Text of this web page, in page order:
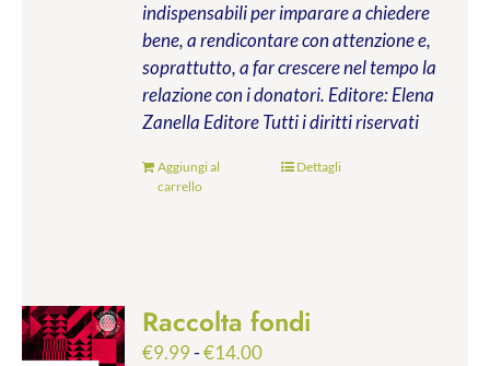
indispensabili per imparare a chiedere
bene, a rendicontare con attenzione e,
soprattutto, a far crescere nel tempo la
relazione con i donatori. Editore: Elena
Zanella EditoreTutti i diritti riservati
Aggiungi al
carrello
Dettagli
Raccolta fondi
€9.99-€14.00Fascia